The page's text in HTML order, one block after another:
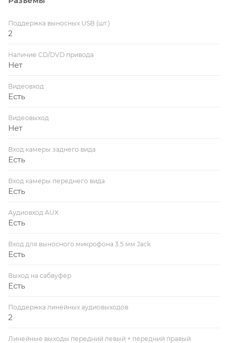
Поддержка выносных USB (шт.)
2
Наличие CD/DVD привода
Нет
Видеовход
Есть
Видеовыход
Нет
Вход камеры заднего вида
Есть
Вход камеры переднего вида
Есть
Аудиовход AUX
Есть
Вход для выносного микрофона 3.5 мм Jack
Есть
Выход на сабвуфер
Есть
Поддержка линейных аудиовыходов
2
Линейные выходы передний левый + передний правый